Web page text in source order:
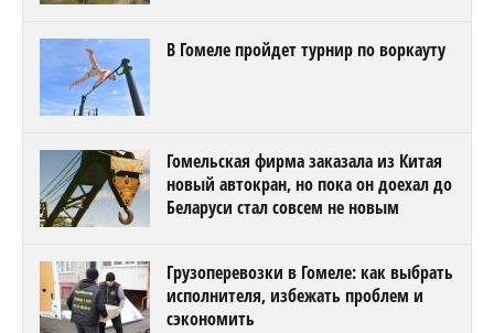
В Гомеле пройдет турнир по воркауту
Гомельская фирма заказала из Китая
новый автокран, но пока он доехал до
Беларуси стал совсем не новым
Грузоперевозки в Гомеле: как выбрать
исполнителя, избежать проблем и
сэкономить